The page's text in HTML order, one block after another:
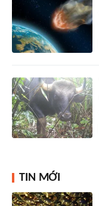
TIN MỚI